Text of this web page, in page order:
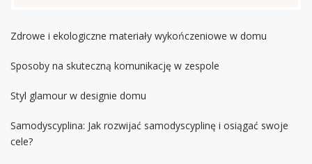
Zdrowe i ekologiczne materiały wykończeniowe w domu
Sposoby na skuteczną komunikację w zespole
Styl glamour w designie domu
Samodyscyplina: Jak rozwijać samodyscyplinę i osiągać swoje
cele?